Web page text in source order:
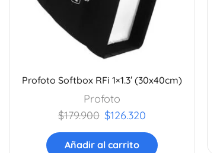
Profoto Softbox RFi 1×1.3′ (30x40cm)
Profoto
$179.900 $126.320
Añadir al carrito